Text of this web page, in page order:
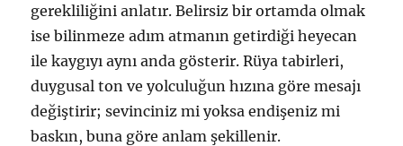
gerekliliğini anlatır. Belirsiz bir ortamda olmak
ise bilinmeze adım atmanın getirdiği heyecan
ile kaygıyı aynı anda gösterir. Rüya tabirleri,
duygusal ton ve yolculuğun hızına göre mesajı
değiştirir; sevinciniz mi yoksa endişeniz mi
baskın, buna göre anlam şekillenir.